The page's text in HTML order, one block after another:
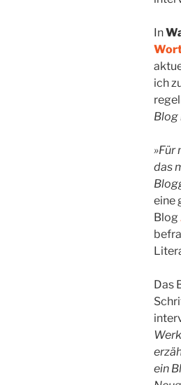
In
ich
Blog
»Für
das
eine
Blog
Das
ein